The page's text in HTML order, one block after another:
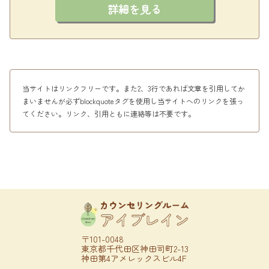
詳細を見る
当サイトはリンクフリーです。また2、3行であれば文章を引用してか
まいませんが必ずblockquoteタグを使用し当サイトへのリンクを張っ
てください。リンク、引用ともに連絡等は不要です。
〒101-0048
東京都千代田区神田司町2-13
神田第4アメレックスビル4F